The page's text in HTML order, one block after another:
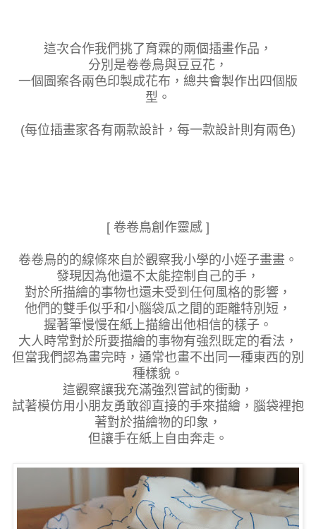
這次合作我們挑了育霖的兩個插畫作品，
分別是卷卷鳥與豆豆花，
一個圖案各兩色印製成花布，總共會製作出四個版
型。
(每位插畫家各有兩款設計，每一款設計則有兩色)
[ 卷卷鳥創作靈感 ]
卷卷鳥的的線條來自於觀察我小學的小姪子畫畫。
發現因為他還不太能控制自己的手，
對於所描繪的事物也還未受到任何風格的影響，
他們的雙手似乎和小腦袋瓜之間的距離特別短，
握著筆慢慢在紙上描繪出他相信的樣子。
大人時常對於所要描繪的事物有強烈既定的看法，
但當我們認為畫完時，通常也畫不出同一種東西的別
種樣貌。
這觀察讓我充滿強烈嘗試的衝動，
試著模仿用小朋友勇敢卻直接的手來描繪，腦袋裡抱
著對於描繪物的印象，
但讓手在紙上自由奔走。